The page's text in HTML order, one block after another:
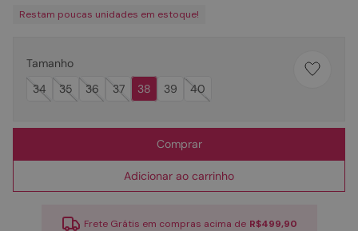
Restam poucas unidades em estoque!
Tamanho
34
35 36 37 38 39 40
Comprar
Adicionar ao carrinho
Frete Grátis em compras acima de R$499,90
6º
tamanco
sapatilha
couro
10º scarpin